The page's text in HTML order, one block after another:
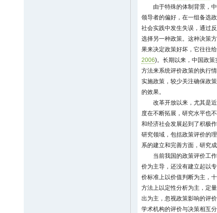
由于特殊的体制背景，
领导者的偏好，在一组备选
社会实践中发生失误，通过
选择另一种政策。这种决策
果来决定政策好坏，它往往
2006)。长期以来，中国政
方法来系统评价政策的执行
实施政策，较少关注确保政
的效果。
改革开放以来，尤其是
度在不断拓展，研究水平也
和经济社会发展起到了积极
研究领域，包括政策评价的
系的建立和完善方面，研究
当前我国的政策评价工
价为主导，还没有建立起以
价标准上以价值判断为主，
方法上以定性分析为主，定
出为主，忽视政策影响的评
学术机构的评价与决策相互